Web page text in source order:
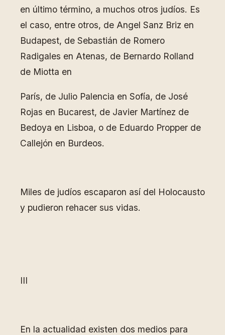
en último término, a muchos otros judíos. Es
el caso, entre otros, de Angel Sanz Briz en
Budapest, de Sebastián de Romero
Radigales en Atenas, de Bernardo Rolland
de Miotta en
París, de Julio Palencia en Sofía, de José
Rojas en Bucarest, de Javier Martínez de
Bedoya en Lisboa, o de Eduardo Propper de
Callejón en Burdeos.
Miles de judíos escaparon así del Holocausto
y pudieron rehacer sus vidas.
III
En la actualidad existen dos medios para